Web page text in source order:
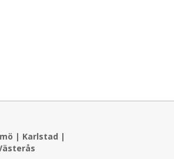
| Karlstad |